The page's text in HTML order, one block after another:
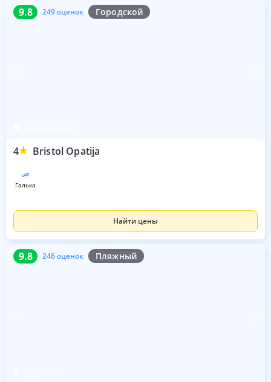
9.8 249 оценок Городской
4 Bristol Opatija
9.8 249 оценок
галька
Найти цены
9.8 246 оценок Пляжный
9.8 246 оценок